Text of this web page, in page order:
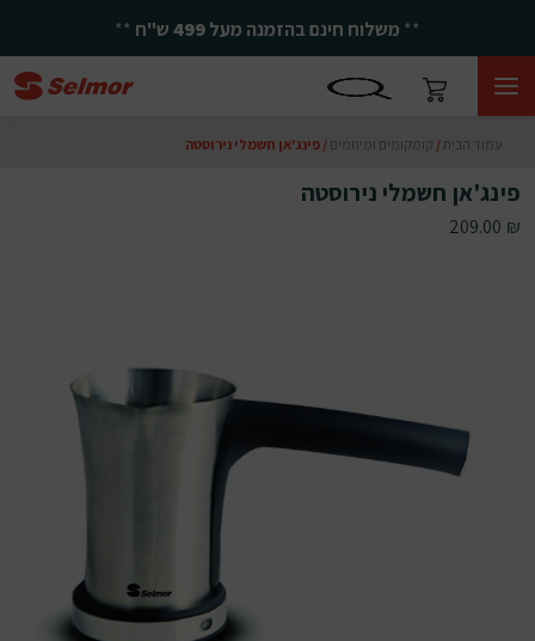
** משלוח חינם בהזמנה מעל499ש"ח **
עמוד הבית / קומקומים ומיחמים / פינג'אן חשמלי נירוסטה
פינג'אן חשמלי נירוסטה
209.00 ₪